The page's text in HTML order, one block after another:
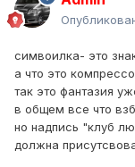
симвоилка- это
а что это
так это фантазия
в общем все что
но надпись "клуб
должна